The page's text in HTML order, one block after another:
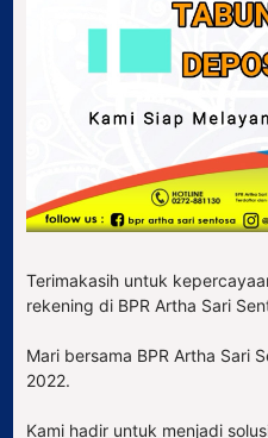
Terimakasih untuk
rekening di BPR Artha Sari
Mari bersama BPR Artha Sari
2022.
Kami hadir untuk menjadi